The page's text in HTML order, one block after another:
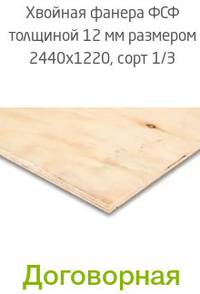
Хвойная фанера ФСФ
толщиной 12 мм размером
2440х1220, сорт 1/3
Договорная